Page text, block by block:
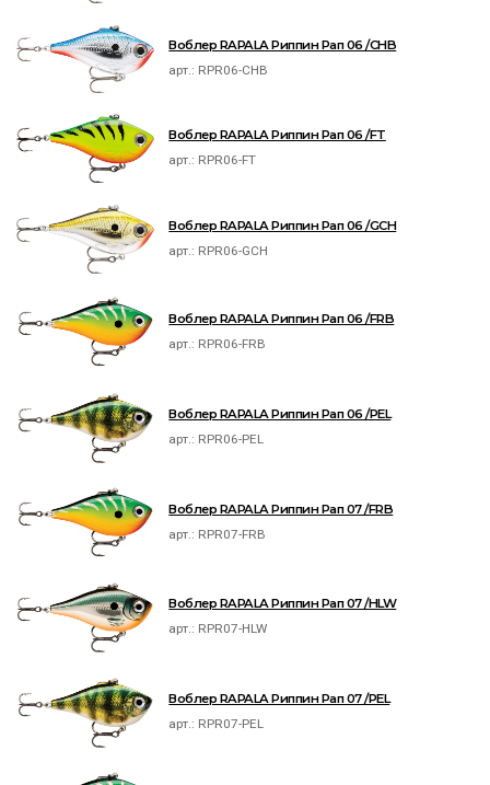
Воблер RAPALA Риппин Рап 06 /CHB
арт.: RPR06-CHB
Воблер RAPALA Риппин Рап 06 /FT
арт.: RPR06-FT
Воблер RAPALA Риппин Рап 06 /GCH
арт.: RPR06-GCH
Воблер RAPALA Риппин Рап 06 /FRB
арт.: RPR06-FRB
Воблер RAPALA Риппин Рап 06 /PEL
арт.: RPR06-PEL
Воблер RAPALA Риппин Рап 07 /FRB
арт.: RPR07-FRB
Воблер RAPALA Риппин Рап 07 /HLW
арт.: RPR07-HLW
Воблер RAPALA Риппин Рап 07 /PEL
арт.: RPR07-PEL